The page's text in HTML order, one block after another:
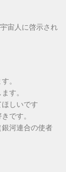
宙人に啓示され
。
す。
しいです
です。
河連合の使者